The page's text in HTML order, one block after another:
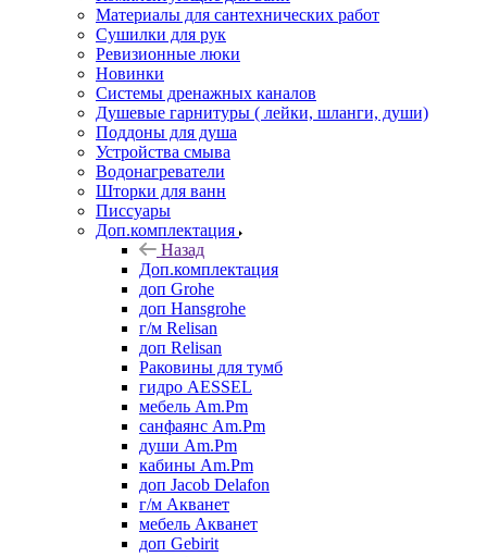
Материалы для сантехнических работ
Сушилки для рук
Ревизионные люки
Новинки
Системы дренажных каналов
Душевые гарнитуры ( лейки, шланги, души)
Поддоны для душа
Устройства смыва
Водонагреватели
Шторки для ванн
Писсуары
Доп.комплектация
Назад
Доп.комплектация
доп Grohe
доп Hansgrohe
г/м Relisan
доп Relisan
Раковины для тумб
гидро AESSEL
мебель Am.Pm
санфаянс Am.Pm
души Am.Pm
кабины Am.Pm
доп Jacob Delafon
г/м Акванет
мебель Акванет
доп Gebirit